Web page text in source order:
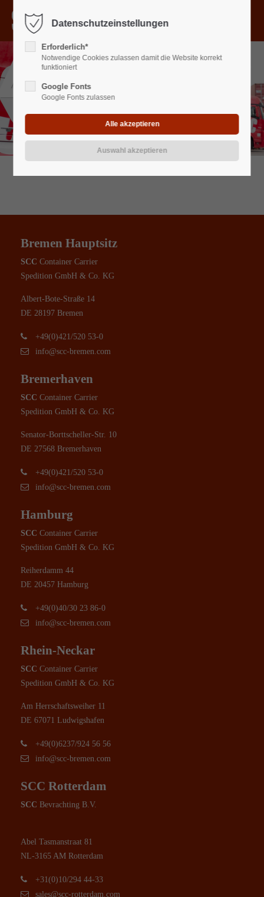
Der Eintrag "offcanvas-col1" existiert leider nicht.
Der Eintrag "offcanvas-col2" existiert leider nicht.
Der Eintrag "offcanvas-col3" existiert leider nicht.
Der Eintrag "offcanvas-col4" existiert leider nicht.
Bremen Hauptsitz
SCC Container Carrier
Spedition GmbH & Co. KG
Albert-Bote-Straße 14
DE 28197 Bremen
+49(0)421/520 53-0
info@scc-bremen.com
Bremerhaven
SCC Container Carrier
Spedition GmbH & Co. KG
Senator-Borttscheller-Str. 10
DE 27568 Bremerhaven
+49(0)421/520 53-0
info@scc-bremen.com
Hamburg
SCC Container Carrier
Spedition GmbH & Co. KG
Reiherdamm 44
DE 20457 Hamburg
+49(0)40/30 23 86-0
info@scc-bremen.com
Rhein-Neckar
SCC Container Carrier
Spedition GmbH & Co. KG
Am Herrschaftsweiher 11
DE 67071 Ludwigshafen
+49(0)6237/924 56 56
info@scc-bremen.com
SCC Rotterdam
SCC Bevrachting B.V.
Abel Tasmanstraat 81
NL-3165 AM Rotterdam
+31(0)10/294 44-33
sales@scc-rotterdam.com
Datenschutzeinstellungen
Erforderlich*
Notwendige Cookies zulassen damit die Website korrekt
funktioniert
Google Fonts
Google Fonts zulassen